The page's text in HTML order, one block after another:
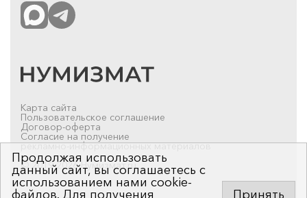
Карта сайта
Пользовательское соглашение
Договор-оферта
Согласие на получение
рекламно-информационных материалов
© 2019-2026 Нумизмат.ru
Продолжая использовать
данный сайт, вы соглашаетесь с
использованием нами cookie-
файлов. Для получения
Принять